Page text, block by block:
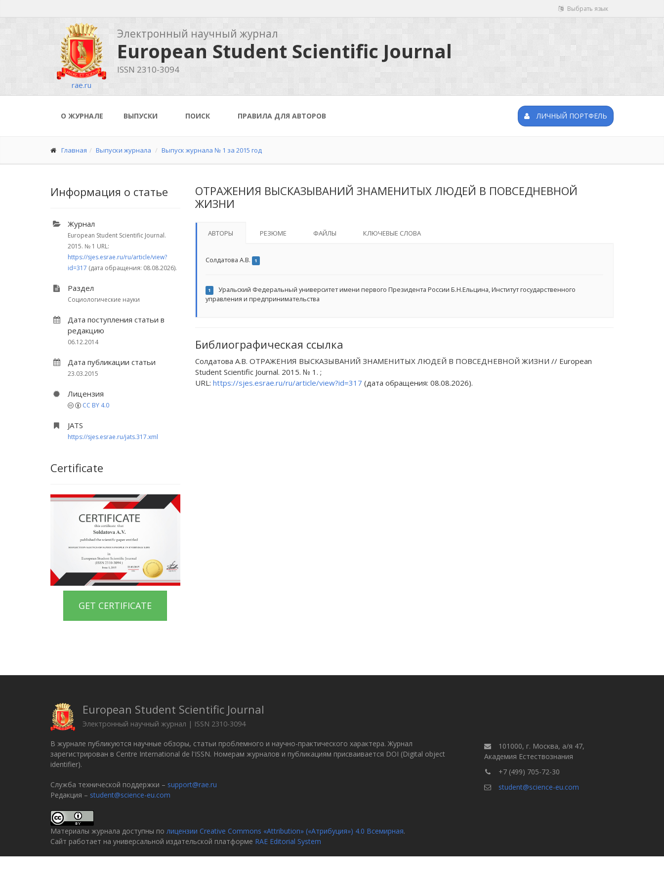
Выбрать язык
rae.ru
Электронный научный журнал
European Student Scientific Journal
ISSN 2310-3094
О ЖУРНАЛЕ ВЫПУСКИ ПОИСК ПРАВИЛА ДЛЯ АВТОРОВ ЛИЧНЫЙ ПОРТФЕЛЬ
Главная Выпуски журнала Выпуск журнала № 1 за 2015 год
Информация о статье
Журнал
European Student Scientific Journal.
2015. № 1 URL:
https://sjes.esrae.ru/ru/article/view?
id=317 (дата обращения: 08.08.2026).
Раздел
Социологические науки
Дата поступления статьи в
редакцию
06.12.2014
Дата публикации статьи
23.03.2015
Лицензия
CC BY 4.0
JATS
https://sjes.esrae.ru/jats.317.xml
Certificate
GET CERTIFICATE
ОТРАЖЕНИЯ ВЫСКАЗЫВАНИЙ ЗНАМЕНИТЫХ ЛЮДЕЙ В ПОВСЕДНЕВНОЙ
ЖИЗНИ
АВТОРЫ РЕЗЮМЕ ФАЙЛЫ КЛЮЧЕВЫЕ СЛОВА
Солдатова А.В. 1
1
Уральский Федеральный университет имени первого Президента России Б.Н.Ельцина, Институт государственного
управления и предпринимательства
Библиографическая ссылка
Солдатова А.В. ОТРАЖЕНИЯ ВЫСКАЗЫВАНИЙ ЗНАМЕНИТЫХ ЛЮДЕЙ В ПОВСЕДНЕВНОЙ ЖИЗНИ // European
Student Scientific Journal. 2015. № 1. ;
URL: https://sjes.esrae.ru/ru/article/view?id=317 (дата обращения: 08.08.2026).
European Student Scientific Journal
Электронный научный журнал | ISSN 2310-3094
В журнале публикуются научные обзоры, статьи проблемного и научно-практического характера. Журнал
зарегистрирован в Centre International de l'ISSN. Номерам журналов и публикациям присваивается DOI (Digital object
identifier).
Служба технической поддержки – support@rae.ru
Редакция – student@science-eu.com
101000, г. Москва, а/я 47,
Академия Естествознания
+7 (499) 705-72-30
student@science-eu.com
Материалы журнала доступны по лицензии Creative Commons «Attribution» («Атрибуция») 4.0 Всемирная.
Сайт работает на универсальной издательской платформе RAE Editorial System